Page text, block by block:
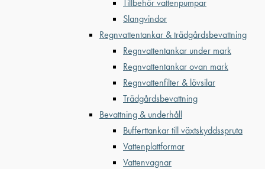
Slangvindor
Regnvattentankar & trädgårdsbevattning
Regnvattentankar under mark
Regnvattentankar ovan mark
Regnvattenfilter & lövsilar
Trädgårdsbevattning
Bevattning & underhåll
Bufferttankar till växtskyddsspruta
Vattenplattformar
Vattenvagnar